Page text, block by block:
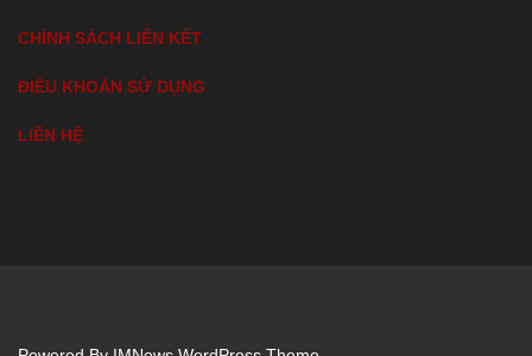
CHÍNH SÁCH LIÊN KẾT
ĐIỀU KHOẢN SỬ DỤNG
LIÊN HỆ